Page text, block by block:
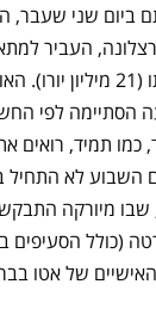
ביום שני שעבר,
העביר
מיורקה, את הצעתו (21
הסתיימה לפי
תמיד, רואים
השבוע לא התחיל
שבו מיורקה
(כולל הסעיפים
של אטו